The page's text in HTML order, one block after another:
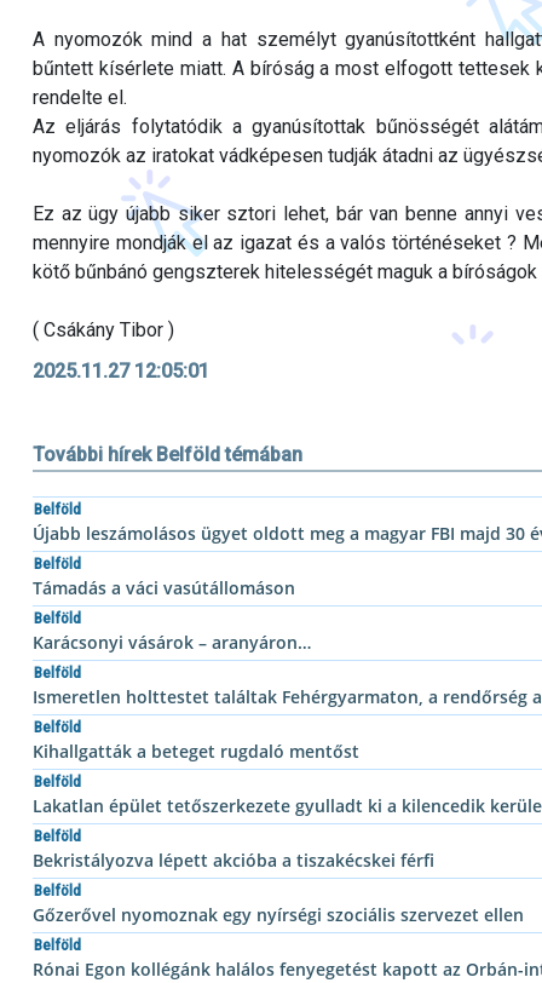
A nyomozók mind a hat személyt gyanúsítottként
bűntett kísérlete miatt. A bíróság a most elfogott tettesek
rendelte el.
Az eljárás folytatódik a gyanúsítottak bűnösségét
nyomozók az iratokat vádképesen tudják átadni az
Ez az ügy újabb siker sztori lehet, bár van benne annyi
mennyire mondják el az igazat és a valós történéseket ?
kötő bűnbánó gengszterek hitelességét maguk a
( Csákány Tibor )
2025.11.27 12:05:01
További hírek Belföld témában
Belföld
Újabb leszámolásos ügyet oldott meg a magyar FBI majd
Belföld
Támadás a váci vasútállomáson
Belföld
Karácsonyi vásárok – aranyáron…
Belföld
Ismeretlen holttestet találtak Fehérgyarmaton, a rendőrség
Belföld
Kihallgatták a beteget rugdaló mentőst
Belföld
Lakatlan épület tetőszerkezete gyulladt ki a kilencedik
Belföld
Bekristályozva lépett akcióba a tiszakécskei férfi
Belföld
Gőzerővel nyomoznak egy nyírségi szociális szervezet ellen
Belföld
Rónai Egon kollégánk halálos fenyegetést kapott az Orbán-